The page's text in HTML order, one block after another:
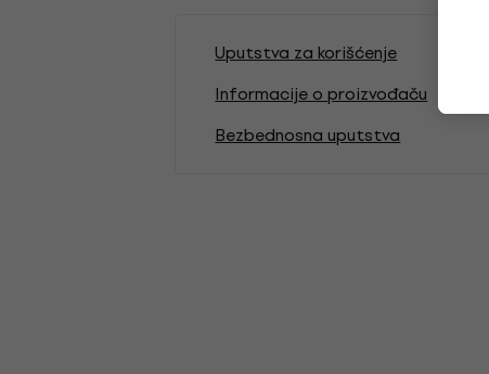
Uputstva za korišćenje
Informacije o proizvođaču
Bezbednosna uputstva